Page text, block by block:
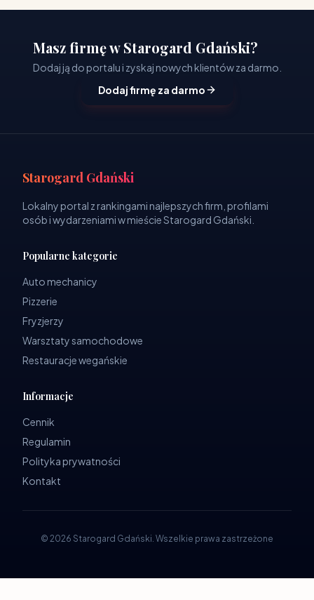
Masz firmę w Starogard Gdański?
Dodaj ją do portalu i zyskaj nowych klientów za darmo.
Dodaj firmę za darmo
Starogard Gdański
Lokalny portal z rankingami najlepszych firm, profilami
osób i wydarzeniami w mieście Starogard Gdański.
Popularne kategorie
Auto mechanicy
Pizzerie
Fryzjerzy
Warsztaty samochodowe
Restauracje wegańskie
Informacje
Cennik
Regulamin
Polityka prywatności
Kontakt
© 2026 Starogard Gdański. Wszelkie prawa zastrzeżone